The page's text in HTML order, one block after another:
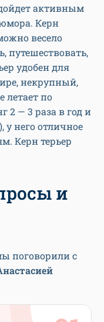
активным
Керн
весело
путешествовать,
удобен для
некрупный,
летает по
2 — 3 раза в год и
у него отличное
Керн терьер
и
поговорили с